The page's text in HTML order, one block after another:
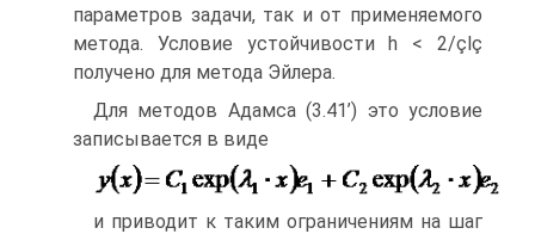
параметров задачи, так и от применяемого
метода. Условие устойчивости h < 2/çlç
получено для метода Эйлера.
Для методов Адамса (3.41’) это условие
записывается в виде
и приводит к таким ограничениям на шаг